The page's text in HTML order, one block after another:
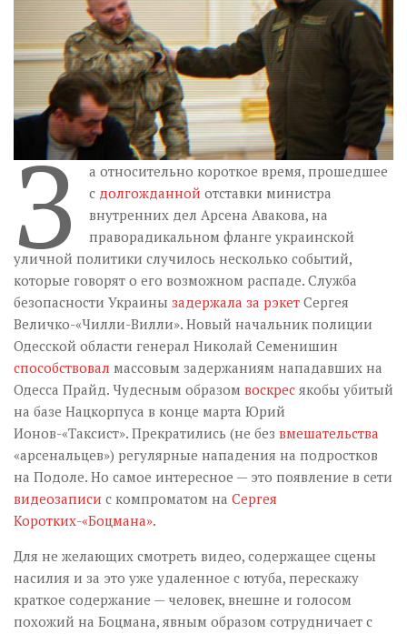
Візуальне
Научпоп
Головне
Цитати
Inter/antinational
З
а относительно короткое время, прошедшее
сдолгожданной отставки министра
внутренних дел Арсена Авакова, на
праворадикальном фланге украинской
уличной политики случилось несколько событий,
которые говорят о его возможном распаде. Служба
безопасности Украины задержала за рэкет Сергея
Величко-«Чилли-Вилли». Новый начальник полиции
Одесской области генерал Николай Семенишин
способствовал массовым задержаниям нападавших на
Одесса Прайд. Чудесным образом воскрес якобы убитый
на базе Нацкорпуса в конце марта Юрий
Ионов-«Таксист». Прекратились (не без вмешательства
«арсенальцев») регулярные нападения на подростков
на Подоле. Но самое интересное — это появление в сети
видеозаписи с компроматом на Сергея
Коротких-«Боцмана».
Для не желающих смотреть видео, содержащее сцены
насилия и за это уже удаленное с ютуба, перескажу
краткое содержание — человек, внешне и голосом
похожий на Боцмана, явным образом сотрудничает с